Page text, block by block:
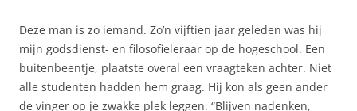
Deze man is zo iemand. Zo’n vijftien jaar geleden was hij
mijn godsdienst- en filosofieleraar op de hogeschool. Een
buitenbeentje, plaatste overal een vraagteken achter. Niet
alle studenten hadden hem graag. Hij kon als geen ander
de vinger op je zwakke plek leggen. “Blijven nadenken,